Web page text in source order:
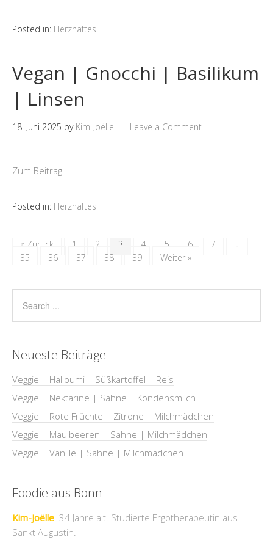
Posted in: Herzhaftes
Vegan | Gnocchi | Basilikum
| Linsen
18. Juni 2025 by Kim-Joëlle Leave a Comment
Zum Beitrag
Posted in: Herzhaftes
« Zurück 1 2 3 4 5 6 7
…
35
36 37 38 39 Weiter »
Neueste Beiträge
Veggie | Halloumi | Süßkartoffel | Reis
Veggie | Nektarine | Sahne | Kondensmilch
Veggie | Rote Früchte | Zitrone | Milchmädchen
Veggie | Maulbeeren | Sahne | Milchmädchen
Veggie | Vanille | Sahne | Milchmädchen
Foodie aus Bonn
Kim-Joëlle. 34 Jahre alt. Studierte Ergotherapeutin aus
Sankt Augustin.